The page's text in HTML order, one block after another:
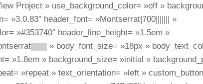
Project » use_background_color= »off »
»3.0.83″ header_font= »Montserrat|700||||||| »
»#353740″ header_line_height= »1.5em »
» body_font_size= »18px »
»1.8em » background_size= »initial »
»repeat » text_orientation= »left »